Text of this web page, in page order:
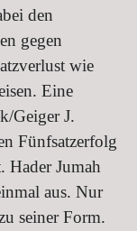
den
gegen
wie
Eine
Geiger J.
Fünfsatzerfolg
Hader Jumah
aus. Nur
seiner Form.